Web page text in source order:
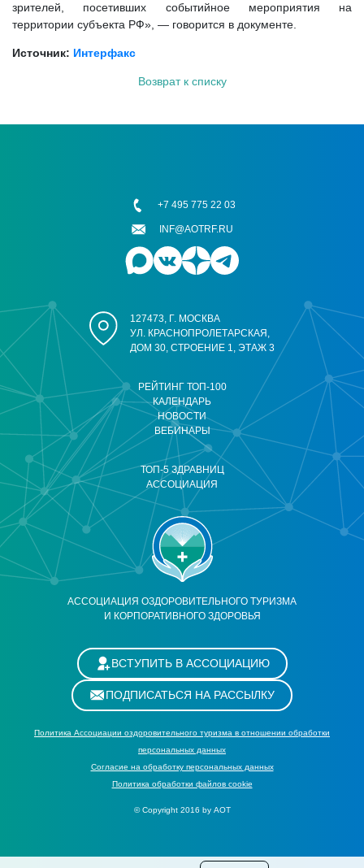
зрителей, посетивших событийное мероприятия на
территории субъекта РФ», — говорится в документе.
Источник: Интерфакс
Возврат к списку
АССОЦИАЦИЯ ОЗДОРОВИТЕЛЬНОГО ТУРИЗМА
И КОРПОРАТИВНОГО ЗДОРОВЬЯ
РЕЙТИНГ ТОП-100
КАЛЕНДАРЬ
НОВОСТИ
ВЕБИНАРЫ
ТОП-5 ЗДРАВНИЦ
АССОЦИАЦИЯ
127473, Г. МОСКВА
УЛ. КРАСНОПРОЛЕТАРСКАЯ,
ДОМ 30, СТРОЕНИЕ 1, ЭТАЖ 3
+7 495 775 22 03
INF@AOTRF.RU
ВСТУПИТЬ В АССОЦИАЦИЮ
ПОДПИСАТЬСЯ НА РАССЫЛКУ
Политика Ассоциации оздоровительного туризма в отношении обработки
персональных данных
Cогласие на обработку персональных данных
Политика обработки файлов cookie
© Copyright 2016 by АОТ